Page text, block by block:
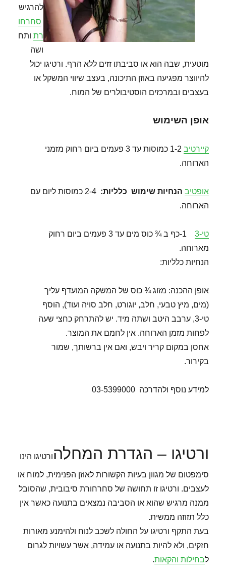
להרגיש
סחרחו
רת ותח
ושה
מוטעית, שבה הוא או סביבתו זזים ללא הרף. ורטיגו יכול
להיווצר מפגיעה באוזן התיכונה, בעצב שיווי המשקל או
בעצבים ובמרכזים הוסטיבולרים של המוח.
אופן השימוש
קיירטיב
1-2 כמוסות עד 3 פעמים ביום רחוק מזמני
הארוחה.
אופטיב הנחיות שימוש כלליות:
2-4 כמוסות ליום עם
הארוחה.
טי-3
1-כף ב ¾ כוס מים עד 3 פעמים ביום רחוק
מארוחה.
הנחיות כלליות:
אופן ההכנה: מזוג ¾ כוס של המשקה המועדף עליך
(מים, מיץ טבעי, חלב, יוגורט, חלב סויה ועוד), הוסף
טי-3, ערבב היטב ושתה מיד. יש להתרחק כחצי שעה
לפחות מזמן הארוחה. אין לחמם את המוצר.
אחסן במקום קריר ויבש, ואם אין ברשותך, שמור
בקירור.
למידע נוסף ולהדרכה 03-5399000
ורטיגו – הגדרת המחלהורטיגו הינו
סימפטום של מגוון בעיות הקשורות לאוזן הפנימית, למוח או
לעצבים. ורטיגו זו תחושה של סחרחורת סיבובית, שהסובל
ממנה מרגיש שהוא או הסביבה נמצאים בתנועה כאשר אין
כלל תזוזה ממשית.
בעת התקף ורטיגו על החולה לשכב לנוח ולהימנע מאורות
חזקים, ולא להיות בתנועה או עמידה, אשר עשויות לגרום
לבחילות והקאות.